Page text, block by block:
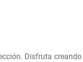
Disfruta